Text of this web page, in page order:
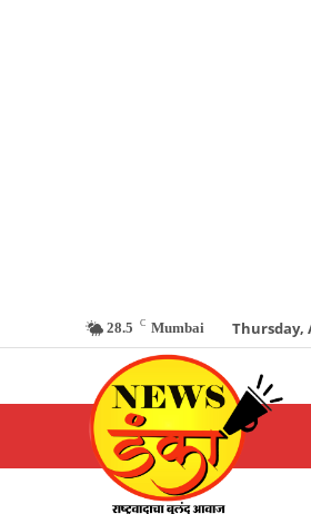
28.5 C Mumbai Thursday,